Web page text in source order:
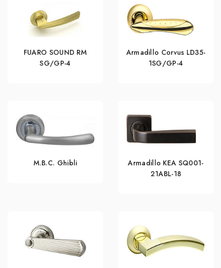
FUARO SOUND RM
SG/GP-4
Armadillo Corvus LD35-
1SG/GP-4
M.B.C. Ghibli
Armadillo KEA SQ001-
21ABL-18